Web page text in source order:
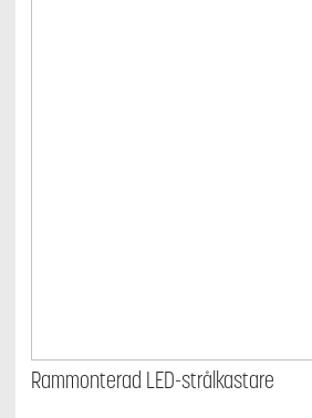
Rammonterad LED-strålkastare